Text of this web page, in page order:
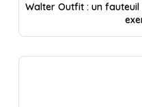
Walter Outfit : un